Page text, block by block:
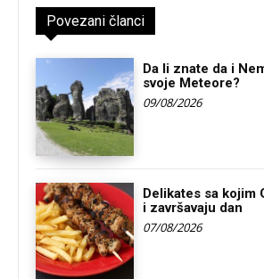
Povezani članci
Da li znate da i
svoje Meteore?
09/08/2026
Delikates sa kojim
i završavaju dan
07/08/2026